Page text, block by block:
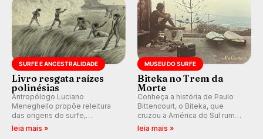
SURFE E ANCESTRALIDADE
Livro resgata raízes
polinésias
Antropólogo Luciano
Meneghello propõe releitura
das origens do surfe,
resgatando a cultura polinésia
e questionando a visão
leia mais »
MUSEU DO SURFE
Biteka no Trem da
Morte
Conheça a história de Paulo
Bittencourt, o Biteka, que
cruzou a América do Sul rumo
ao Pacífico em uma jornada
que se tornou um marco de
leia mais »